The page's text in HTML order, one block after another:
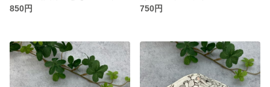
850円
750円